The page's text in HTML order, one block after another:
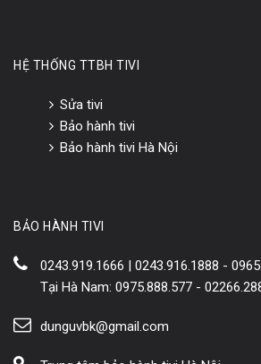
HỆ THỐNG TTBH TIVI
Sửa tivi
Bảo hành tivi
Bảo hành tivi Hà Nội
BẢO HÀNH TIVI
0243.919.1666 | 0243.916.1888 -
Tại Hà Nam: 0975.888.577 -
dunguvbk@gmail.com